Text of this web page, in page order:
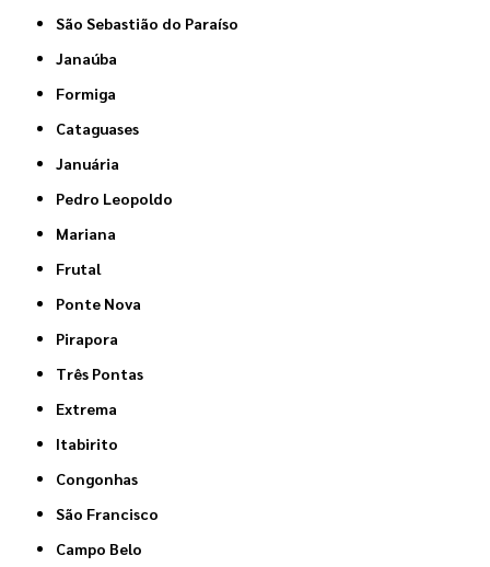
São Sebastião do Paraíso
Janaúba
Formiga
Cataguases
Januária
Pedro Leopoldo
Mariana
Frutal
Ponte Nova
Pirapora
Três Pontas
Extrema
Itabirito
Congonhas
São Francisco
Campo Belo